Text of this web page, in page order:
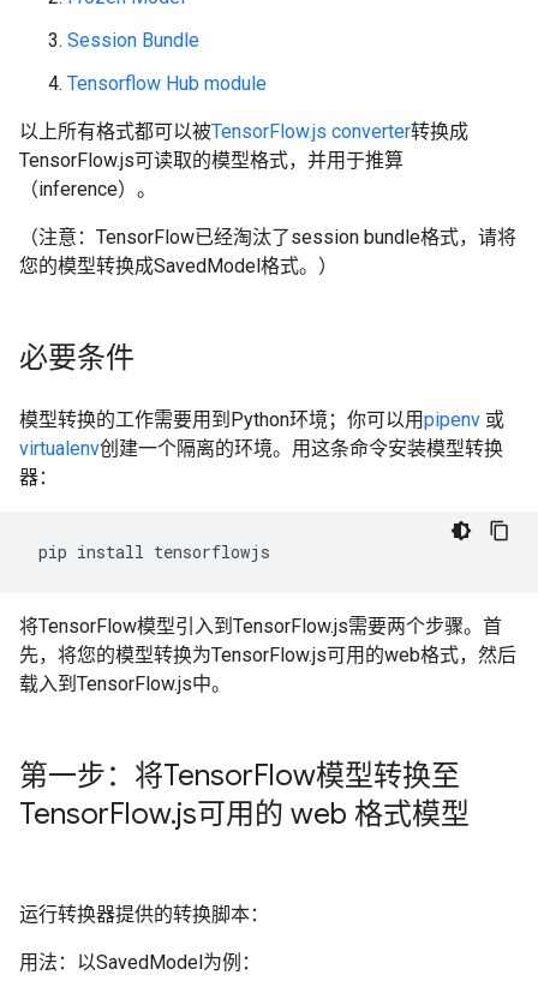
Session Bundle
Tensorflow Hub module
以上所有格式都可以被TensorFlow.js converter转换成
TensorFlow.js可读取的模型格式，并用于推算
（inference）。
（注意：TensorFlow已经淘汰了session bundle格式，请将
您的模型转换成SavedModel格式。）
必要条件
模型转换的工作需要用到Python环境；你可以用pipenv 或
virtualenv创建一个隔离的环境。用这条命令安装模型转换
器：
pip install
将TensorFlow模型引入到TensorFlow.js需要两个步骤。首
先，将您的模型转换为TensorFlow.js可用的web格式，然后
载入到TensorFlow.js中。
第一步：将TensorFlow模型转换至
TensorFlow.js可用的 web 格式模型
运行转换器提供的转换脚本：
用法：以SavedModel为例：